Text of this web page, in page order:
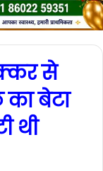
से
का बेटा
थी